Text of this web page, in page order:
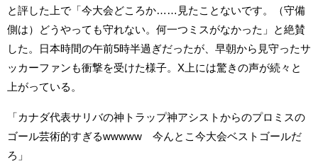
と評した上で「今大会どころか……見たことないです。（守備
側は）どうやっても守れない。何一つミスがなかった」と絶賛
した。日本時間の午前5時半過ぎだったが、早朝から見守ったサ
ッカーファンも衝撃を受けた様子。X上には驚きの声が続々と
上がっている。
「カナダ代表サリバの神トラップ神アシストからのプロミスの
ゴール芸術的すぎるwwwww 今んとこ今大会ベストゴールだ
ろ」